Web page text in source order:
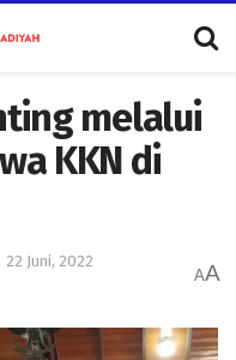
melalui
KKN di
22 Juni, 2022
AA